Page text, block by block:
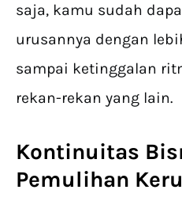
saja, kamu sudah
urusannya dengan
sampai ketinggalan
rekan-rekan yang lain.
Kontinuitas
Pemulihan